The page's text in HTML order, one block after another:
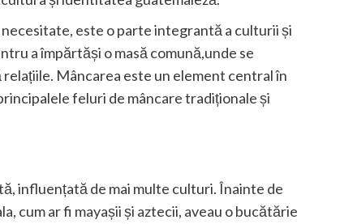
este o parte integrantă a culturii și
a împărtăși o masă comună,unde se
Mâncarea este un element central în
feluri de mâncare tradiționale și
influențată de mai multe culturi. Înainte de
cum ar fi mayașii și aztecii, aveau o bucătărie